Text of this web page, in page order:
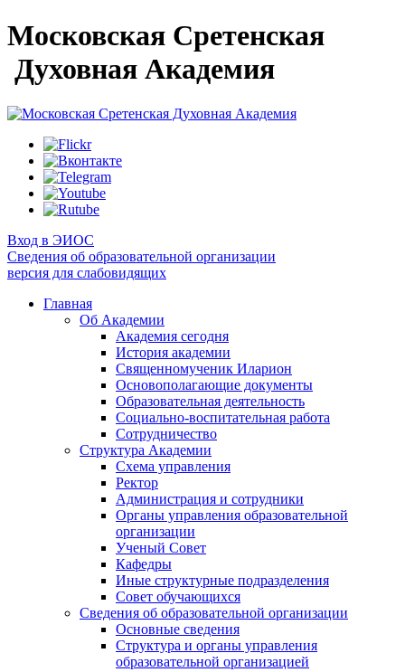
Московская Сретенская
Духовная Академия
Вход в ЭИОС
Сведения об образовательной организации
версия для слабовидящих
Главная
Об Академии
Академия сегодня
История академии
Священномученик Иларион
Основополагающие документы
Образовательная деятельность
Социально-воспитательная работа
Сотрудничество
Структура Академии
Схема управления
Ректор
Администрация и сотрудники
Органы управления образовательной
организации
Ученый Совет
Кафедры
Иные структурные подразделения
Совет обучающихся
Сведения об образовательной организации
Основные сведения
Структура и органы управления
образовательной организацией